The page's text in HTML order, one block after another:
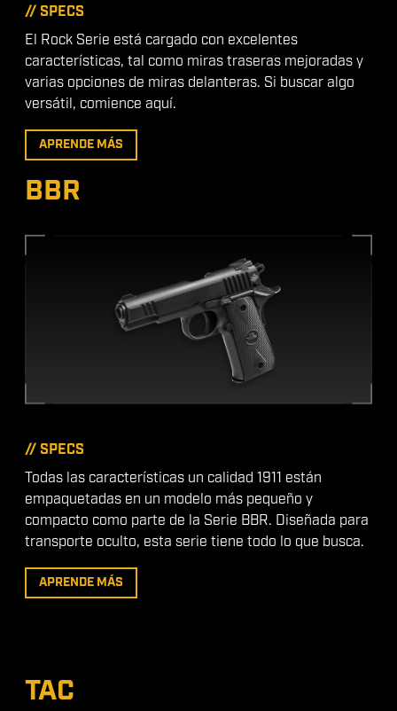
// SPECS
El Rock Serie está cargado con excelentes
características, tal como miras traseras mejoradas y
varias opciones de miras delanteras. Si buscar algo
versátil, comience aquí.
APRENDE MÁS
BBR
// SPECS
Todas las características un calidad 1911 están
empaquetadas en un modelo más pequeño y
compacto como parte de la Serie BBR. Diseñada para
transporte oculto, esta serie tiene todo lo que busca.
APRENDE MÁS
TAC